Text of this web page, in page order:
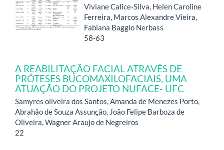
Viviane Calice-Silva, Helen Caroline
Ferreira, Marcos Alexandre Vieira,
Fabiana Baggio Nerbass
58-63
A REABILITAÇÃO FACIAL ATRAVÉS DE
PRÓTESES BUCOMAXILOFACIAIS, UMA
ATUAÇÃO DO PROJETO NUFACE- UFC
Samyres oliveira dos Santos, Amanda de Menezes Porto,
Abrahão de Souza Assunção, João Felipe Barboza de
Oliveira, Wagner Araujo de Negreiros
22